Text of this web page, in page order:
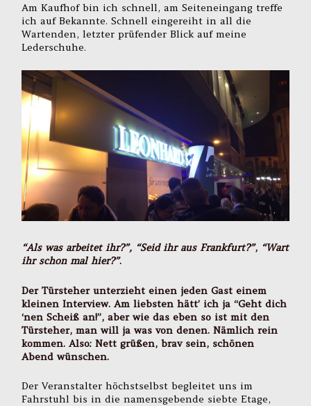
Am Kaufhof bin ich schnell, am Seiteneingang treffe
ich auf Bekannte. Schnell eingereiht in all die
Wartenden, letzter prüfender Blick auf meine
Lederschuhe.
“Als was arbeitet ihr?”, “Seid ihr aus Frankfurt?”, “Wart
ihr schon mal hier?”.
Der Türsteher unterzieht einen jeden Gast einem
kleinen Interview. Am liebsten hätt’ ich ja “Geht dich
‘nen Scheiß an!”, aber wie das eben so ist mit den
Türsteher, man will ja was von denen. Nämlich rein
kommen. Also: Nett grüßen, brav sein, schönen
Abend wünschen.
Der Veranstalter höchstselbst begleitet uns im
Fahrstuhl bis in die namensgebende siebte Etage,